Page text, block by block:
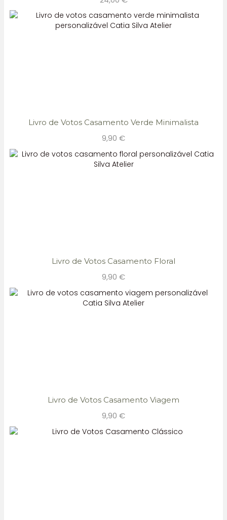
Livro de Votos Casamento Verde Minimalista
9,90 €
Livro de Votos Casamento Floral
9,90 €
Livro de Votos Casamento Viagem
9,90 €